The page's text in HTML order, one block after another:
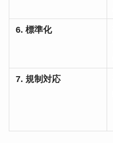
6. 標準化
7. 規制対応